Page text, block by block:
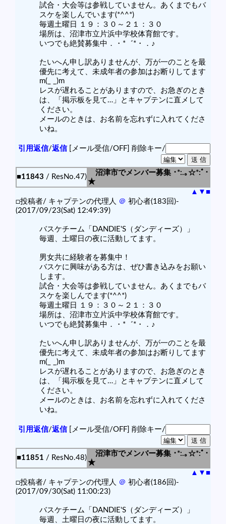
試合・大会等は参戦していません。あくまでもバ
スケを楽しんでいます(*^^*)
毎週土曜日 １９：３０～２１：３０
場所は、沼津市立片浜中学校体育館です。
いつでも絶賛募集中．・*゛*・．♪
たいへん申し訳ありませんが、万が一のことを最
優先に考えて、未成年者の参加はお断りしてます
m(_ _)m
レスが遅れることがありますので、お急ぎのとき
は、「掲示板を見て…」とキャプテンに直メして
ください。
メールのときは、お名前を忘れずに入れてくださ
いね。
引用返信/返信[メール受信/OFF] 削除キー/
■11843 / ResNo.47)
沼津市でメンバー募集 ･*:.｡☆*:ﾟ･
★
▲ ▼ ■
□投稿者/ キャプテンの代理人 ＠ 初心者(183回)-
(2017/09/23(Sat) 12:49:39)
バスケチーム「DANDIE'S（ダンディーズ）」
毎週、土曜日の夜に活動してます。
男女共に経験者を募集中！
バスケに興味がある方は、ぜひ書き込みをお願い
します。
試合・大会等は参戦していません。あくまでもバ
スケを楽しんでます(*^^*)
毎週土曜日 １９：３０～２１：３０
場所は、沼津市立片浜中学校体育館です。
いつでも絶賛募集中．・*゛*・．♪
たいへん申し訳ありませんが、万が一のことを最
優先に考えて、未成年者の参加はお断りしてます
m(_ _)m
レスが遅れることがありますので、お急ぎのとき
は、「掲示板を見て…」とキャプテンに直メして
ください。
メールのときは、お名前を忘れずに入れてくださ
いね。
引用返信/返信[メール受信/OFF] 削除キー/
■11851 / ResNo.48)
沼津市でメンバー募集 ･*:.｡☆*:ﾟ･
★
▲ ▼ ■
□投稿者/ キャプテンの代理人 ＠ 初心者(186回)-
(2017/09/30(Sat) 11:00:23)
バスケチーム「DANDIE'S（ダンディーズ）」
毎週、土曜日の夜に活動してます。